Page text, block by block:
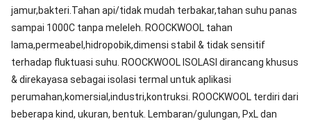
jamur,bakteri.Tahan api/tidak mudah terbakar,tahan suhu panas
sampai 1000C tanpa meleleh. ROOCKWOOL tahan
lama,permeabel,hidropobik,dimensi stabil & tidak sensitif
terhadap fluktuasi suhu. ROOCKWOOL ISOLASI dirancang khusus
& direkayasa sebagai isolasi termal untuk aplikasi
perumahan,komersial,industri,kontruksi. ROOCKWOOL terdiri dari
beberapa kind, ukuran, bentuk. Lembaran/gulungan, PxL dan